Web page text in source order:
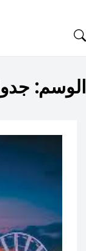
to
الوسم: